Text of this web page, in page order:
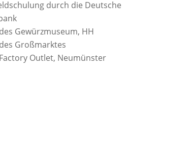
durch die Deutsche
Gewürzmuseum, HH
Großmarktes
Outlet, Neumünster